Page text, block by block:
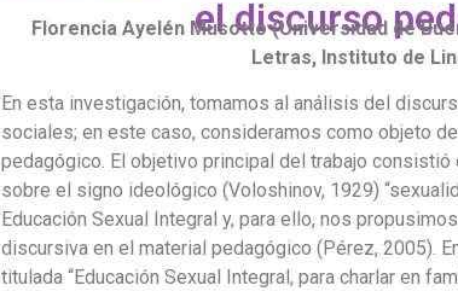
el discurso
Florencia Ayelén Musotto (Universidad de
Letras, Instituto de
En esta investigación, tomamos al análisis del
sociales; en este caso, consideramos como objeto
pedagógico. El objetivo principal del trabajo
sobre el signo ideológico (Voloshinov, 1929)
Educación Sexual Integral y, para ello, nos
discursiva en el material pedagógico (Pérez, 2005).
titulada “Educación Sexual Integral, para charlar en